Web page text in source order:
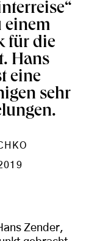
einem
für die
Hans
eine
sehr
Zender,